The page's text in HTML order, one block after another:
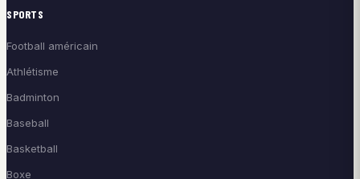
SPORTS
Football américain
Athlétisme
Badminton
Baseball
Basketball
Boxe